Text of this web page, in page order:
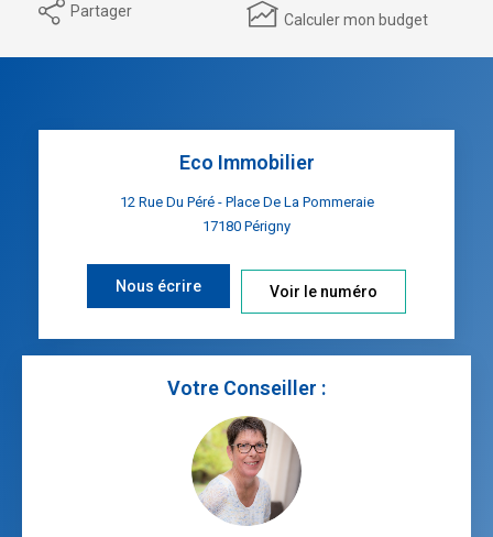
Partager Calculer mon budget
Eco Immobilier
12 Rue Du Péré - Place De La Pommeraie
17180 Périgny
Nous écrire Voir le numéro
Votre Conseiller :